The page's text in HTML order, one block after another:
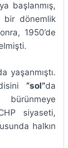
başlanmış,
dönemlik
1950’de
yaşanmıştı.
“sol”da
siyaseti,
halkın